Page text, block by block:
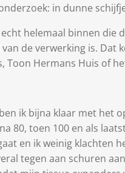
in dunne
helemaal binnen die
de verwerking is. Dat
Toon Hermans Huis of
ik bijna klaar met het
80, toen 100 en als
en ik weinig klachten
tegen aan schuren